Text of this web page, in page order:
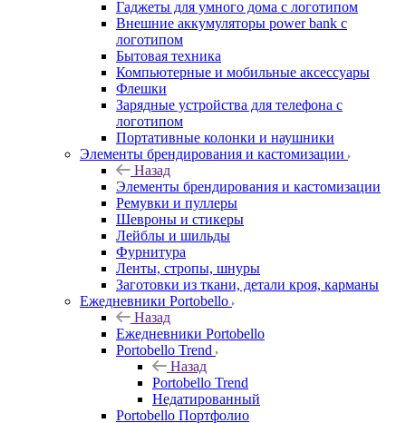
Гаджеты для умного дома с логотипом
Внешние аккумуляторы power bank с
логотипом
Бытовая техника
Компьютерные и мобильные аксессуары
Флешки
Зарядные устройства для телефона с
логотипом
Портативные колонки и наушники
Элементы брендирования и кастомизации
Назад
Элементы брендирования и кастомизации
Ремувки и пуллеры
Шевроны и стикеры
Лейблы и шильды
Фурнитура
Ленты, стропы, шнуры
Заготовки из ткани, детали кроя, карманы
Ежедневники Portobello
Назад
Ежедневники Portobello
Portobello Trend
Назад
Portobello Trend
Недатированный
Portobello Портфолио